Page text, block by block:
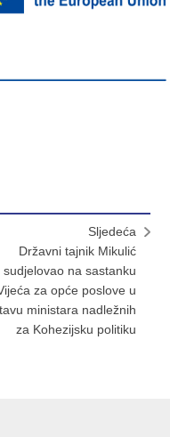
Sljedeća
Državni tajnik Mikulić
sudjelovao na sastanku
za opće poslove u
ministara nadležnih
za Kohezijsku politiku